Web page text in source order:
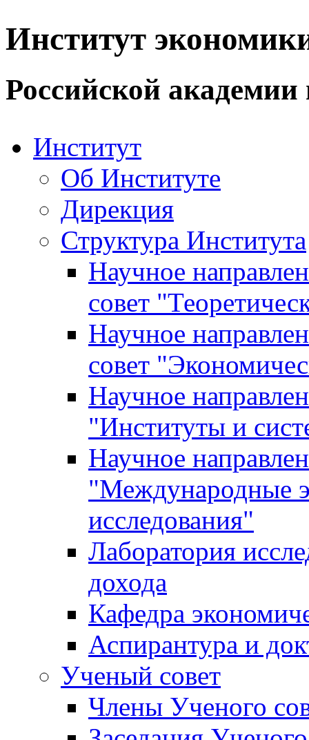
Институт
Российской академии
Институт
Об Институте
Дирекция
Структура Института
Научное
совет
Научное
совет
Научное
"Институты и
Научное
"Международные
исследования"
Лаборатория
дохода
Кафедра
Аспирантура и
Ученый совет
Члены Ученого